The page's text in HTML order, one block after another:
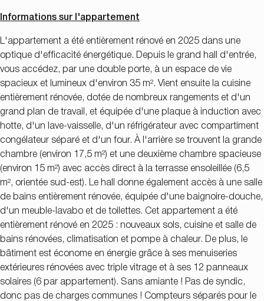
Informations sur l'appartement
L'appartement a été entièrement rénové en 2025 dans une
optique d'efficacité énergétique. Depuis le grand hall d'entrée,
vous accédez, par une double porte, à un espace de vie
spacieux et lumineux d'environ 35 m². Vient ensuite la cuisine
entièrement rénovée, dotée de nombreux rangements et d'un
grand plan de travail, et équipée d'une plaque à induction avec
hotte, d'un lave-vaisselle, d'un réfrigérateur avec compartiment
congélateur séparé et d'un four. À l'arrière se trouvent la grande
chambre (environ 17,5 m²) et une deuxième chambre spacieuse
(environ 15 m²) avec accès direct à la terrasse ensoleillée (6,5
m², orientée sud-est). Le hall donne également accès à une salle
de bains entièrement rénovée, équipée d'une baignoire-douche,
d'un meuble-lavabo et de toilettes. Cet appartement a été
entièrement rénové en 2025 : nouveaux sols, cuisine et salle de
bains rénovées, climatisation et pompe à chaleur. De plus, le
bâtiment est économe en énergie grâce à ses menuiseries
extérieures rénovées avec triple vitrage et à ses 12 panneaux
solaires (6 par appartement). Sans amiante ! Pas de syndic,
donc pas de charges communes ! Compteurs séparés pour le